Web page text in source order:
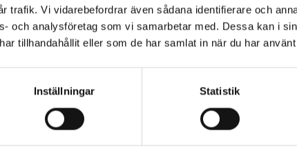
trafik. Vi vidarebefordrar även sådana identifierare och
och analysföretag som vi samarbetar med. Dessa kan i
tillhandahållit eller som de har samlat in när du har
Inställningar Statistik
skadliga ämnen som
på
farligt avfall.